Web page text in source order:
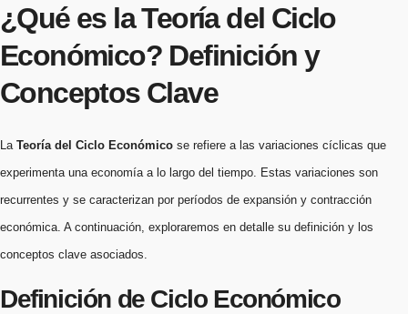
¿Qué es la Teoría del Ciclo
Económico? Definición y
Conceptos Clave
La Teoría del Ciclo Económico se refiere a las variaciones cíclicas que
experimenta una economía a lo largo del tiempo. Estas variaciones son
recurrentes y se caracterizan por períodos de expansión y contracción
económica. A continuación, exploraremos en detalle su definición y los
conceptos clave asociados.
Definición de Ciclo Económico